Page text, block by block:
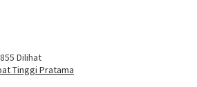
Dilihat
Tinggi Pratama